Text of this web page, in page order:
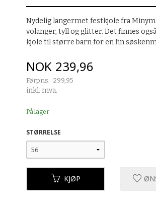
Nydelig langermet festkjole fra
volanger, tyll og glitter. Det finnes
kjole til større barn for en fin
Tilbud
NOK 239,96
Førpris: 299,95
Rabatt
inkl. mva.
På lager
STØRRELSE
KJØP